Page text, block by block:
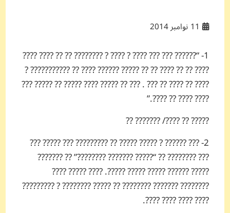
11نوامبر 2014
1- “?????? ??? ??? ???? ? ???? ? ???????? ?? ?? ???? ????
???? ?? ?? ???? ?? ?? ????? ?????? ???? ?? ??????????? ?
???? ?? ???? ?? ??? . ??? ?? ????? ???? ????? ?? ????? ???
???? ???? ?? ????.”
????? ?? ????/ ??????? ??
2- ??? ?????? ? ????? ????? ?? ????????? ??? ????? ???
??? ???????? ?? “????? ??????? ????????” ?? ???????
????? ?????? ????? ????? ?????. ???? ????? ????
???????? ??????? ???????? ?? ????? ???????? ? ?????????
???? ???? ???? ????.